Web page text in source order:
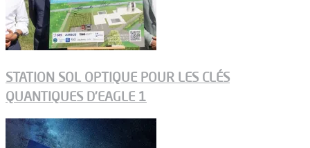
STATION SOL OPTIQUE POUR LES CLÉS
QUANTIQUES D’EAGLE 1